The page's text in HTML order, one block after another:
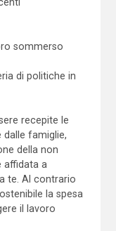
sommerso
di politiche in
recepite le
famiglie,
della non
affidata a
te. Al contrario
la spesa
il lavoro